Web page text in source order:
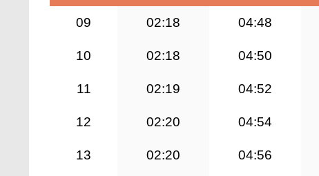
09 02:18 04:48
10 02:18 04:50
11 02:19 04:52
12 02:20 04:54
13 02:20 04:56